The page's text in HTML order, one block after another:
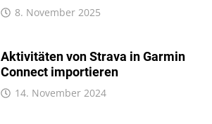
8. November 2025
Aktivitäten von Strava in Garmin
Connect importieren
14. November 2024